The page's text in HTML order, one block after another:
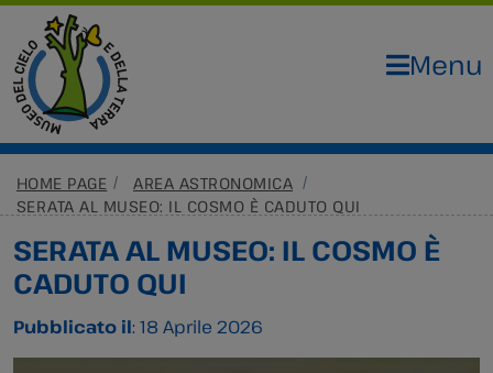
Menu
HOME PAGE
AREA ASTRONOMICA
SERATA AL MUSEO: IL COSMO È CADUTO QUI
SERATA AL MUSEO: IL COSMO È
CADUTO QUI
Pubblicato il: 18 Aprile 2026